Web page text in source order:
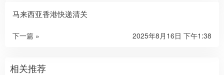
马来西亚香港快递清关
下一篇 » 2025年8月16日 下午1:38
相关推荐